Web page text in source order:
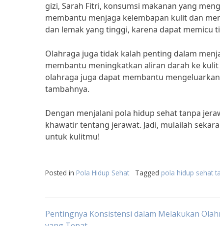
gizi, Sarah Fitri, konsumsi makanan yang
membantu menjaga kelembapan kulit dan
dan lemak yang tinggi, karena dapat memicu
Olahraga juga tidak kalah penting dalam
membantu meningkatkan aliran darah ke
olahraga juga dapat membantu
tambahnya.
Dengan menjalani pola hidup sehat tanpa
khawatir tentang jerawat. Jadi, mulailah
untuk kulitmu!
Posted in Pola Hidup Sehat Tagged pola hidup sehat
Post
Pentingnya Konsistensi dalam Melakukan